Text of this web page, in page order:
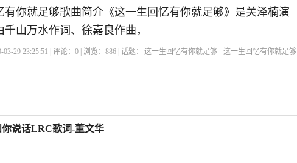
有你就足够歌曲简介《这一生回忆有你就足够》是关泽楠演
千山万水作词、徐嘉良作曲，
29 23:25:51 | 评论：0 | 浏览：886 | 话题： 这一生回忆有你就足够
这一生回忆有你就足够
说话LRC歌词-董文华